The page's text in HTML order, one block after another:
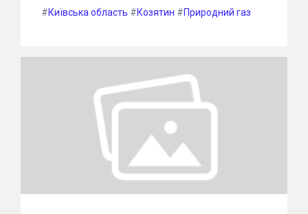
#Київська область #Козятин #Природний газ